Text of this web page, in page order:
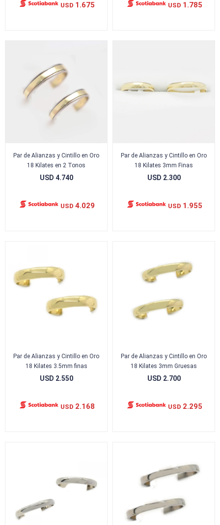
USD 1.675 USD 1.785
Par de Alianzas y Cintillo en Oro
18 Kilates en 2 Tonos
USD 4.740
USD 4.029
Par de Alianzas y Cintillo en Oro
18 Kilates 3mm Finas
USD 2.300
USD 1.955
Par de Alianzas y Cintillo en Oro
18 Kilates 3.5mm finas
USD 2.550
USD 2.168
Par de Alianzas y Cintillo en Oro
18 Kilates 3mm Gruesas
USD 2.700
USD 2.295